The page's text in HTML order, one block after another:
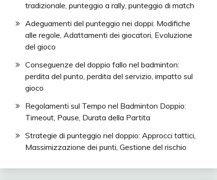
tradizionale, punteggio a rally, punteggio di match
Adeguamenti del punteggio nei doppi: Modifiche
alle regole, Adattamenti dei giocatori, Evoluzione
del gioco
Conseguenze del doppio fallo nel badminton:
perdita del punto, perdita del servizio, impatto sul
gioco
Regolamenti sul Tempo nel Badminton Doppio:
Timeout, Pause, Durata della Partita
Strategie di punteggio nel doppio: Approcci tattici,
Massimizzazione dei punti, Gestione del rischio